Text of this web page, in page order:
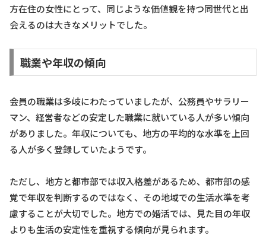
方在住の女性にとって、同じような価値観を持つ同世代と出
会えるのは大きなメリットでした。
職業や年収の傾向
会員の職業は多岐にわたっていましたが、公務員やサラリー
マン、経営者などの安定した職業に就いている人が多い傾向
がありました。年収についても、地方の平均的な水準を上回
る人が多く登録していたようです。
ただし、地方と都市部では収入格差があるため、都市部の感
覚で年収を判断するのではなく、その地域での生活水準を考
慮することが大切でした。地方での婚活では、見た目の年収
よりも生活の安定性を重視する傾向が見られます。